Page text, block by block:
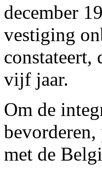
december
vestiging
constateert,
vijf jaar.
Om de
met de